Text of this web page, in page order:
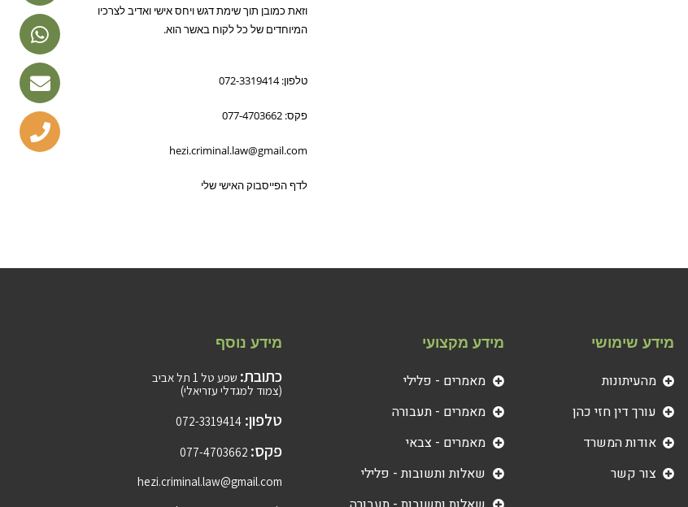
וזאת כמובן תוך שימת דגש ויחס אישי ואדיב לצרכיו
המיוחדים של כל לקוח באשר הוא.
טלפון: 072-3319414
פקס: 077-4703662
hezi.criminal.law@gmail.com
לדף הפייסבוק האישי שלי
מידע שימושי
מהעיתונות
עורך דין חזי כהן
אודות המשרד
צור קשר
מידע מקצועי
מאמרים - פלילי
מאמרים - תעבורה
מאמרים - צבאי
שאלות ותשובות - פלילי
מידע נוסף
כתובת:
שפע טל 1 תל אביב
(צמוד למגדלי עזריאלי)
טלפון: 072-3319414
פקס:
hezi.criminal.law@gmail.com